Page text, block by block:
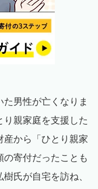
男性が亡くなりま
り親家庭を支援した
産から「ひとり親家
の寄付だったことも
氏が自宅を訪ね、